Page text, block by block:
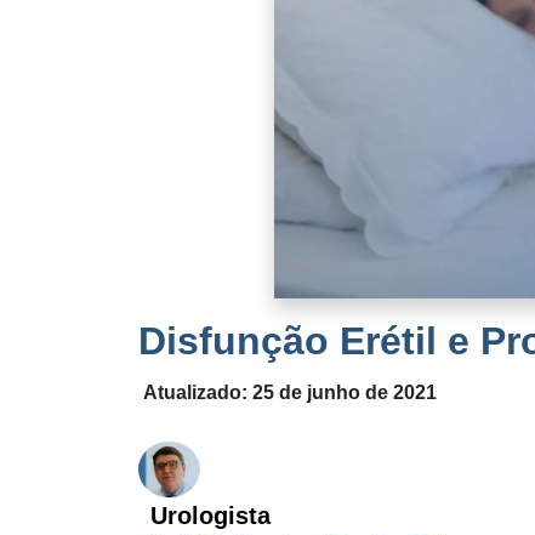
Disfunção Erétil e
Atualizado: 25 de junho de 2021
Urologista